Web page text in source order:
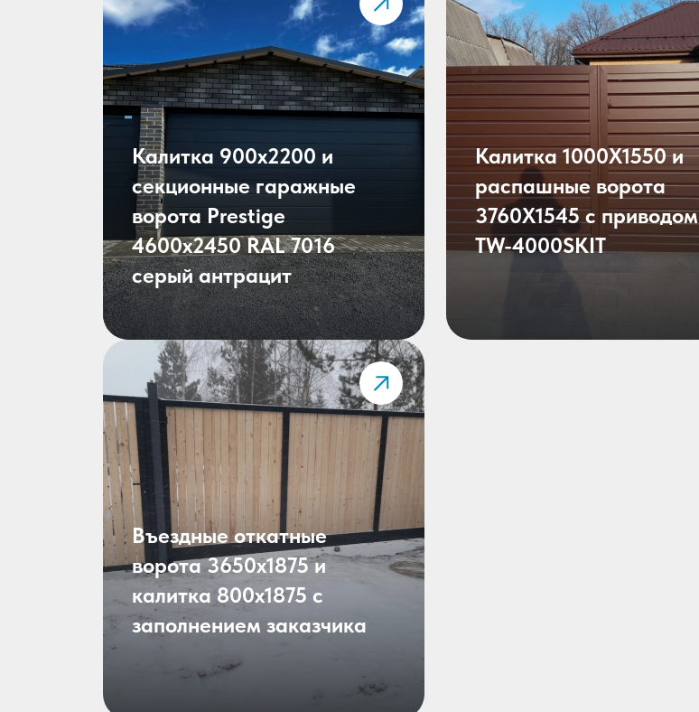
Калитка 900х2200 и
секционные гаражные
ворота Prestige
4600х2450 RAL 7016
серый антрацит
Калитка 1000X1550 и
распашные ворота
3760X1545 с приводом
TW-4000SKIT
Въездные откатные
ворота 3650х1875 и
калитка 800х1875 с
заполнением заказчика